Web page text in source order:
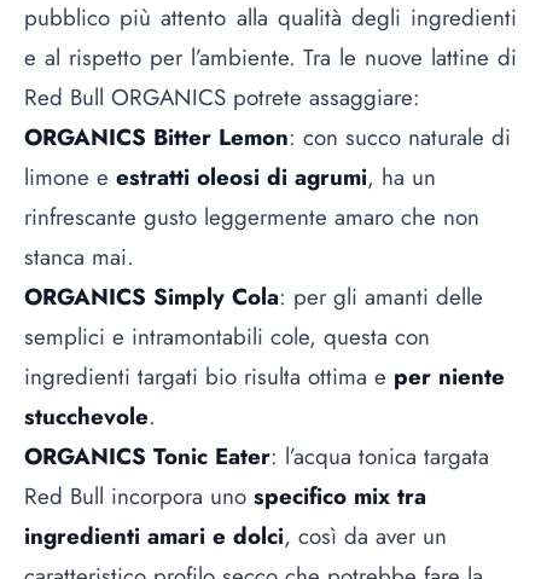
pubblico più attento alla qualità degli ingredienti
e al rispetto per l’ambiente. Tra le nuove lattine di
Red Bull ORGANICS potrete assaggiare:
ORGANICS Bitter Lemon: con succo naturale di
limone e estratti oleosi di agrumi, ha un
rinfrescante gusto leggermente amaro che non
stanca mai.
ORGANICS Simply Cola: per gli amanti delle
semplici e intramontabili cole, questa con
ingredienti targati bio risulta ottima e per niente
stucchevole.
ORGANICS Tonic Eater: l’acqua tonica targata
Red Bull incorpora uno specifico mix tra
ingredienti amari e dolci, così da aver un